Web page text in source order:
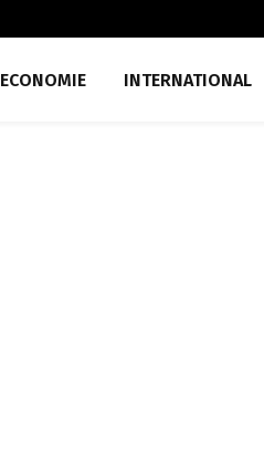
ECONOMIE INTERNATIONAL